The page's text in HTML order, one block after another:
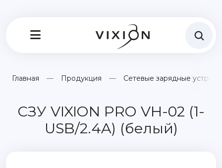
Главная Продукция Сетевые зарядные
СЗУ VIXION PRO VH-02 (1-
USB/2.4A) (белый)